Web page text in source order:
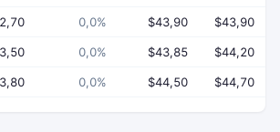
0,0% $43,90 $43,90
0,0% $43,85 $44,20
0,0% $44,50 $44,70